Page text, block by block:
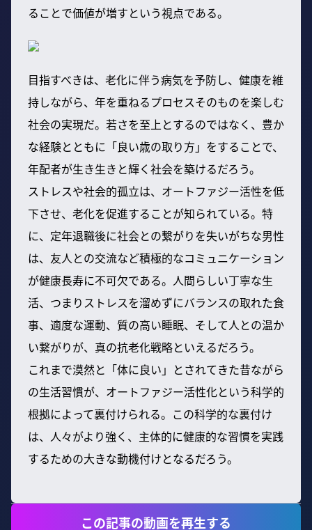
ることで価値が増すという視点である。
目指すべきは、老化に伴う病気を予防し、健康を維
持しながら、年を重ねるプロセスそのものを楽しむ
社会の実現だ。若さを至上とするのではなく、豊か
な経験とともに「良い歳の取り方」をすることで、
年配者が生き生きと輝く社会を築けるだろう。
ストレスや社会的孤立は、オートファジー活性を低
下させ、老化を促進することが知られている。特
に、定年退職後に社会との繋がりを失いがちな男性
は、友人との交流など積極的なコミュニケーション
が健康長寿に不可欠である。人間らしい丁寧な生
活、つまりストレスを溜めずにバランスの取れた食
事、適度な運動、質の高い睡眠、そして人との温か
い繋がりが、真の抗老化戦略といえるだろう。
これまで漠然と「体に良い」とされてきた昔ながら
の生活習慣が、オートファジー活性化という科学的
根拠によって裏付けられる。この科学的な裏付け
は、人々がより強く、主体的に健康的な習慣を実践
するための大きな動機付けとなるだろう。
この記事の動画を再生する